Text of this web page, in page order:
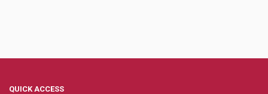
QUICK ACCESS